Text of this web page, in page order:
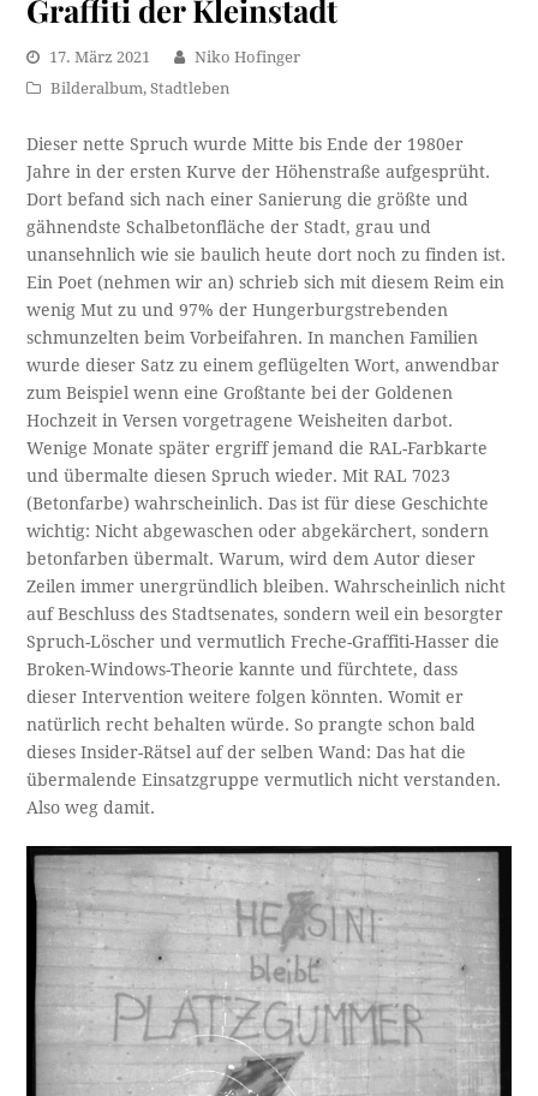
Graffiti der Kleinstadt
17. März 2021
Niko Hofinger
Bilderalbum,Stadtleben
Dieser nette Spruch wurde Mitte bis Ende der 1980er
Jahre in der ersten Kurve der Höhenstraße aufgesprüht.
Dort befand sich nach einer Sanierung die größte und
gähnendste Schalbetonfläche der Stadt, grau und
unansehnlich wie sie baulich heute dort noch zu finden ist.
Ein Poet (nehmen wir an) schrieb sich mit diesem Reim ein
wenig Mut zu und 97% der Hungerburgstrebenden
schmunzelten beim Vorbeifahren. In manchen Familien
wurde dieser Satz zu einem geflügelten Wort, anwendbar
zum Beispiel wenn eine Großtante bei der Goldenen
Hochzeit in Versen vorgetragene Weisheiten darbot.
Wenige Monate später ergriff jemand die RAL-Farbkarte
und übermalte diesen Spruch wieder. Mit RAL 7023
(Betonfarbe) wahrscheinlich. Das ist für diese Geschichte
wichtig: Nicht abgewaschen oder abgekärchert, sondern
betonfarben übermalt. Warum, wird dem Autor dieser
Zeilen immer unergründlich bleiben. Wahrscheinlich nicht
auf Beschluss des Stadtsenates, sondern weil ein besorgter
Spruch-Löscher und vermutlich Freche-Graffiti-Hasser die
Broken-Windows-Theorie kannte und fürchtete, dass
dieser Intervention weitere folgen könnten. Womit er
natürlich recht behalten würde. So prangte schon bald
dieses Insider-Rätsel auf der selben Wand: Das hat die
übermalende Einsatzgruppe vermutlich nicht verstanden.
Also weg damit.